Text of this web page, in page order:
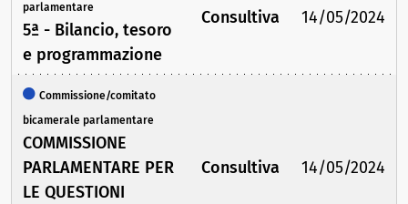
parlamentare
5ª - Bilancio, tesoro
e programmazione
Consultiva 14/05/2024
Commissione/comitato
bicamerale parlamentare
COMMISSIONE
PARLAMENTARE PER
LE QUESTIONI
Consultiva 14/05/2024